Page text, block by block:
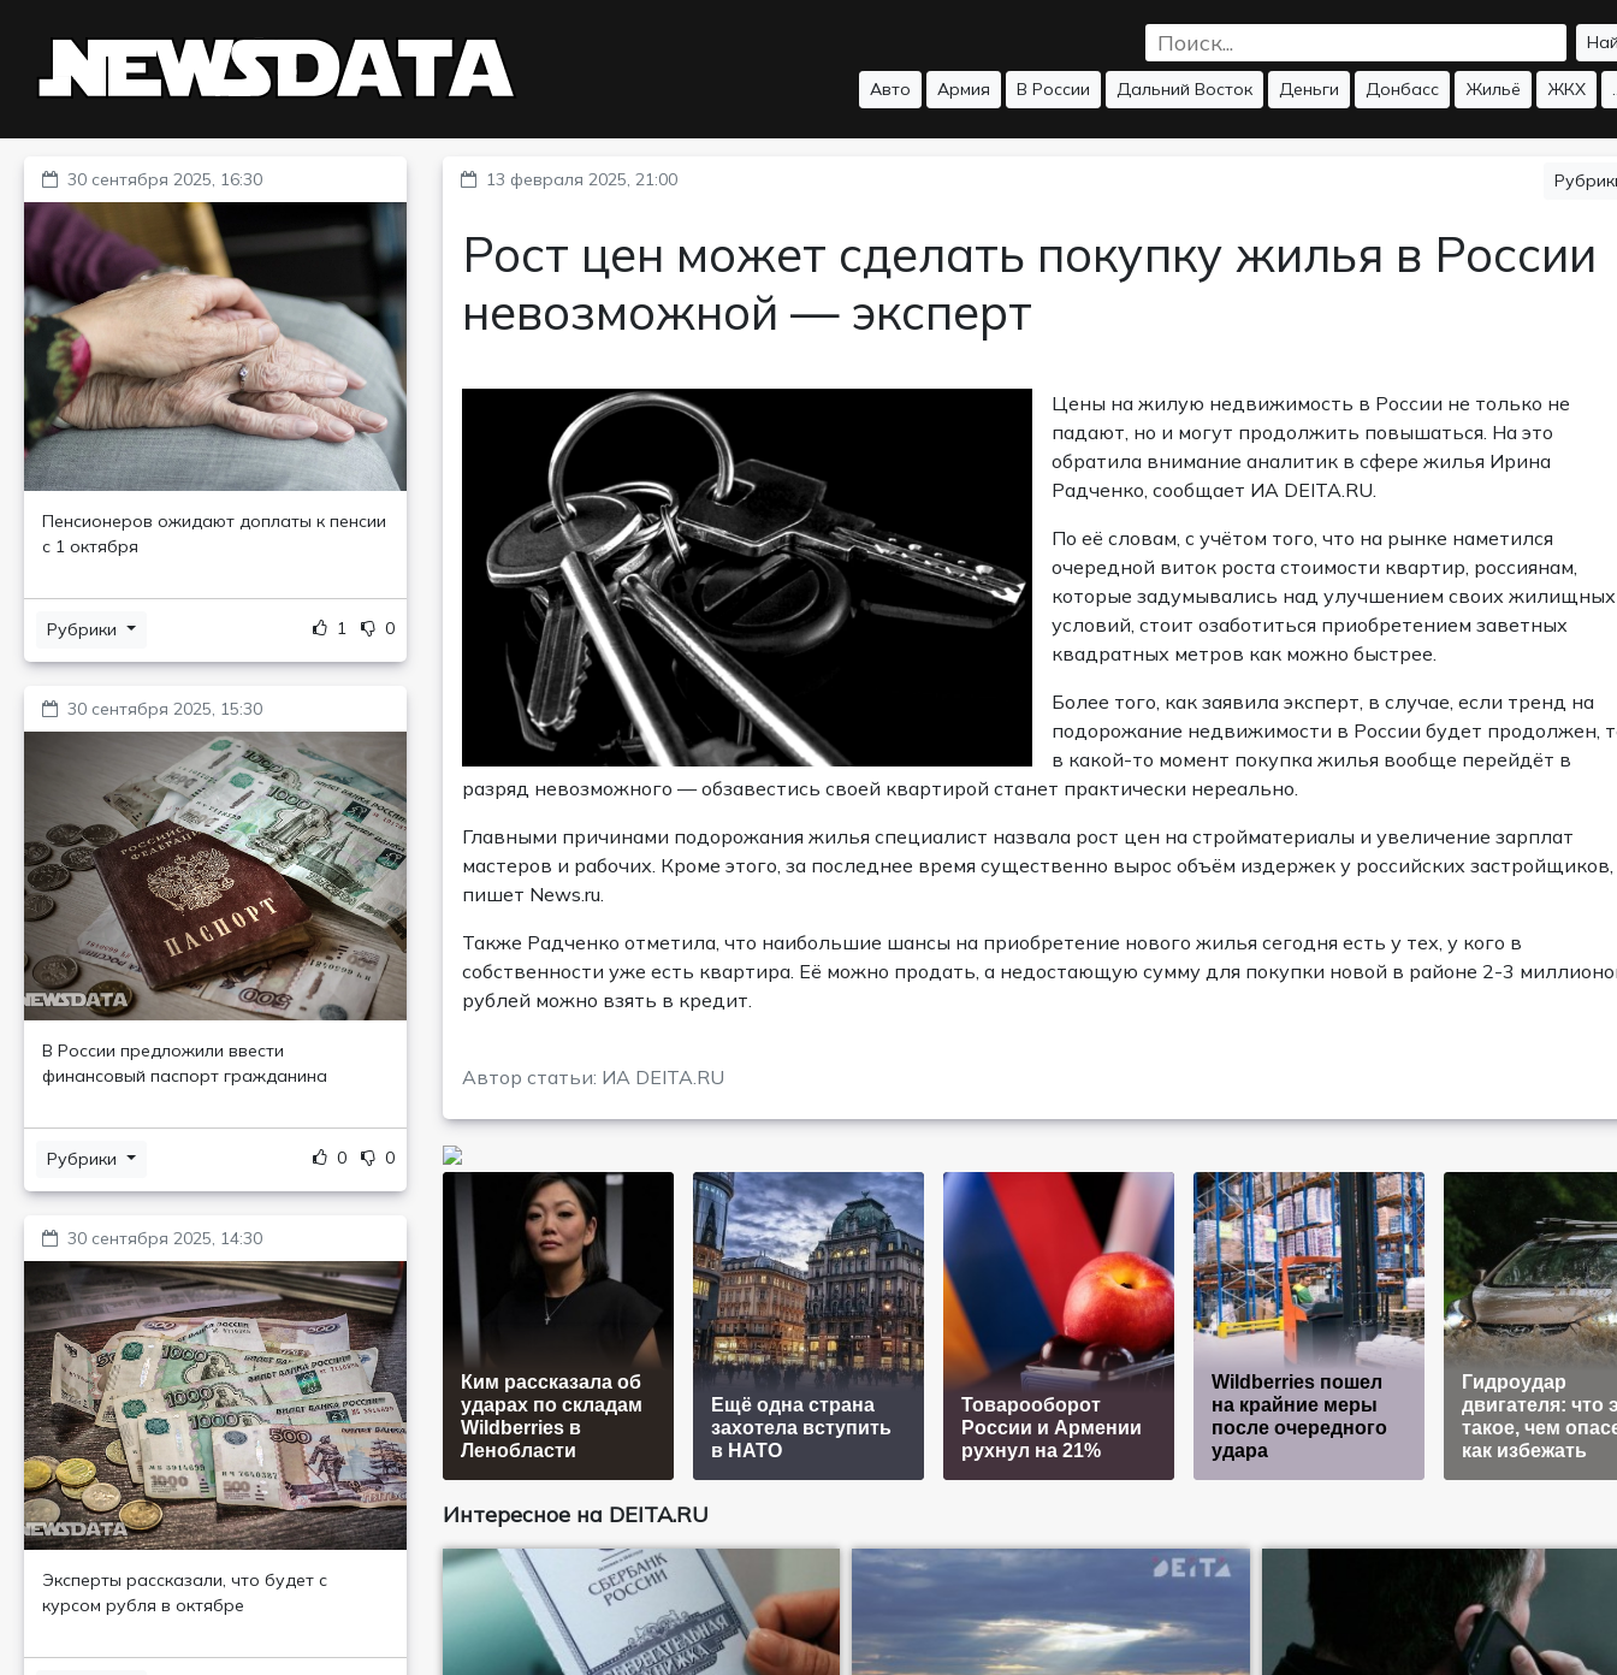
Авто Армия В России Дальний Восток Деньги Донбасс Жильё ЖКХ
30 сентября 2025, 16:30
Пенсионеров ожидают доплаты к пенсии
с 1 октября
Рубрики 1 0
30 сентября 2025, 15:30
В России предложили ввести
финансовый паспорт гражданина
Рубрики 0 0
30 сентября 2025, 14:30
Эксперты рассказали, что будет с
курсом рубля в октябре
13 февраля 2025, 21:00
Рост цен может сделать покупку жилья в России
невозможной — эксперт
Цены на жилую недвижимость в России не только не
падают, но и могут продолжить повышаться. На это
обратила внимание аналитик в сфере жилья Ирина
Радченко, сообщает ИА DEITA.RU.
По её словам, с учётом того, что на рынке наметился
очередной виток роста стоимости квартир, россиянам,
которые задумывались над улучшением своих жилищных
условий, стоит озаботиться приобретением заветных
квадратных метров как можно быстрее.
Более того, как заявила эксперт, в случае, если тренд на
подорожание недвижимости в России будет продолжен,
в какой-то момент покупка жилья вообще перейдёт в
разряд невозможного — обзавестись своей квартирой станет практически нереально.
Главными причинами подорожания жилья специалист назвала рост цен на стройматериалы и увеличение зарплат
мастеров и рабочих. Кроме этого, за последнее время существенно вырос объём издержек у российских застройщиков,
пишет News.ru.
Также Радченко отметила, что наибольшие шансы на приобретение нового жилья сегодня есть у тех, у кого в
собственности уже есть квартира. Её можно продать, а недостающую сумму для покупки новой в районе 2-3
рублей можно взять в кредит.
Автор статьи: ИА DEITA.RU
Ким рассказала об
ударах по складам
Wildberries в
Ленобласти
Ещё одна страна
захотела вступить
в НАТО
Товарооборот
России и Армении
рухнул на 21%
Wildberries пошел
на крайние меры
после очередного
удара
Гидроудар
двигателя: что
такое, чем
как избежать
Интересное на DEITA.RU